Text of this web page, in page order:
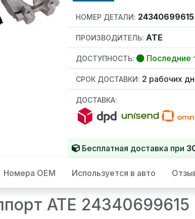
НОМЕР ДЕТАЛИ: 24340699615
ПРОИЗВОДИТЕЛЬ: ATE
ДОСТУПНОСТЬ: Последние
СРОК ДОСТАВКИ: 2 рабочих
ДОСТАВКА:
Бесплатная доставка при
Номера OEM Используется в авто
ATE 24340699615